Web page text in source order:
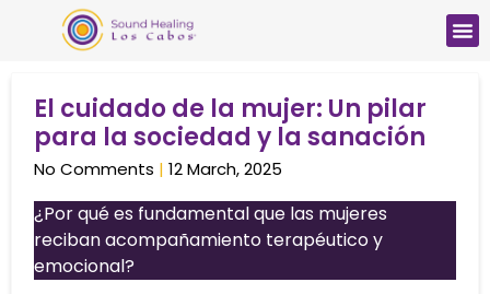
El cuidado de la mujer: Un pilar
para la sociedad y la sanación
No Comments 12 March, 2025
¿Por qué es fundamental que las mujeres
reciban acompañamiento terapéutico y
emocional?